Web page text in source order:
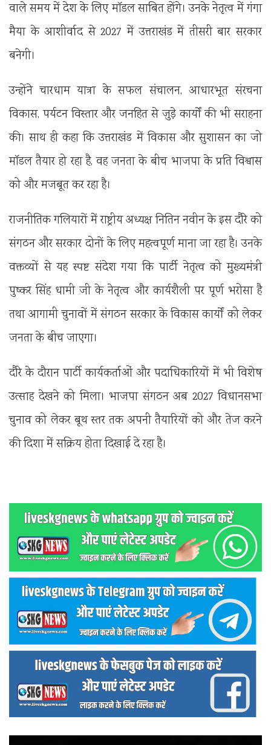
वाले समय में देश के लिए मॉडल साबित होंगे। उनके नेतृत्व में गंगा
मैया के आशीर्वाद से 2027 में उत्तराखंड में तीसरी बार सरकार
बनेगी।
उन्होंने चारधाम यात्रा के सफल संचालन, आधारभूत संरचना
विकास, पर्यटन विस्तार और जनहित से जुड़े कार्यों की भी सराहना
की। साथ ही कहा कि उत्तराखंड में विकास और सुशासन का जो
मॉडल तैयार हो रहा है, वह जनता के बीच भाजपा के प्रति विश्वास
को और मजबूत कर रहा है।
राजनीतिक गलियारों में राष्ट्रीय अध्यक्ष नितिन नवीन के इस दौरे को
संगठन और सरकार दोनों के लिए महत्वपूर्ण माना जा रहा है। उनके
वक्तव्यों से यह स्पष्ट संदेश गया कि पार्टी नेतृत्व को मुख्यमंत्री
पुष्कर सिंह धामी जी के नेतृत्व और कार्यशैली पर पूर्ण भरोसा है
तथा आगामी चुनावों में संगठन सरकार के विकास कार्यों को लेकर
जनता के बीच जाएगा।
दौरे के दौरान पार्टी कार्यकर्ताओं और पदाधिकारियों में भी विशेष
उत्साह देखने को मिला। भाजपा संगठन अब 2027 विधानसभा
चुनाव को लेकर बूथ स्तर तक अपनी तैयारियों को और तेज करने
की दिशा में सक्रिय होता दिखाई दे रहा है।